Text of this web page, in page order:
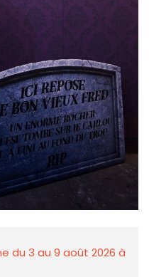
du 3 au 9 août 2026 à